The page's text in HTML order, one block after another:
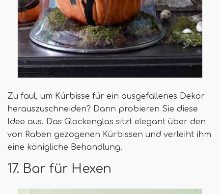
Zu faul, um Kürbisse für ein ausgefallenes Dekor
herauszuschneiden? Dann probieren Sie diese
Idee aus. Das Glockenglas sitzt elegant über den
von Raben gezogenen Kürbissen und verleiht ihm
eine königliche Behandlung.
17. Bar für Hexen